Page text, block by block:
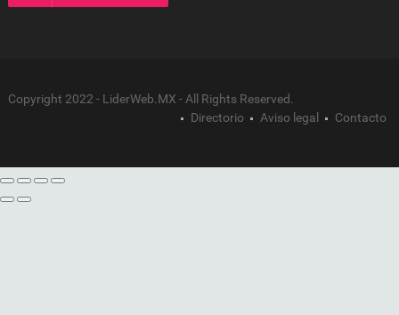
Copyright 2022 - LiderWeb.MX - All Rights Reserved.
Directorio
Aviso legal Contacto